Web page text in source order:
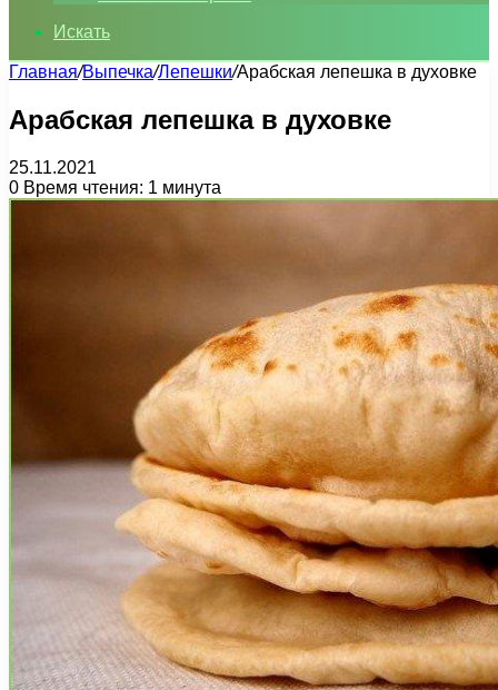
Искать
Главная/Выпечка/Лепешки/Арабская лепешка в духовке
Арабская лепешка в духовке
25.11.2021
0 Время чтения: 1 минута